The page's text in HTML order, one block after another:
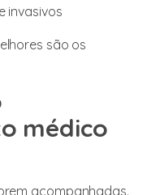
invasivos
são os
médico
acompanhadas.